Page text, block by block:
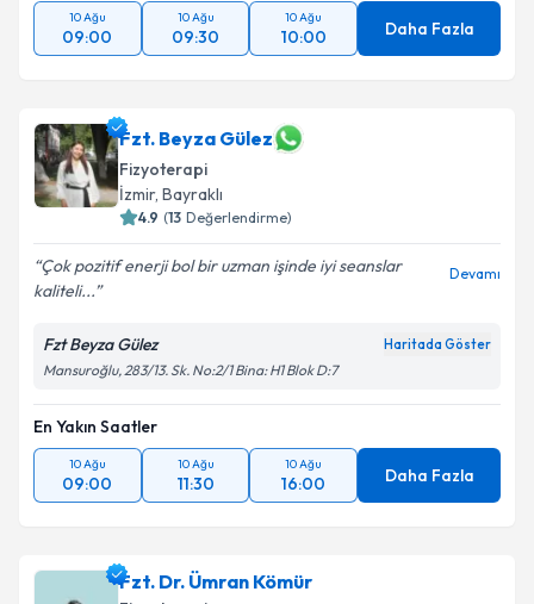
10 Ağu
09:00
10 Ağu
09:30
10 Ağu
10:00 Daha Fazla
Fzt. Beyza Gülez
Fizyoterapi
İzmir, Bayraklı
4.9 (13 Değerlendirme)
Çok pozitif enerji bol bir uzman işinde iyi seanslar
kaliteli...
Devamı
Fzt Beyza Gülez Haritada Göster
Mansuroğlu, 283/13. Sk. No:2/1 Bina: H1 Blok D:7
En Yakın Saatler
10 Ağu
09:00
10 Ağu
11:30
10 Ağu
16:00 Daha Fazla
Fzt. Dr. Ümran Kömür